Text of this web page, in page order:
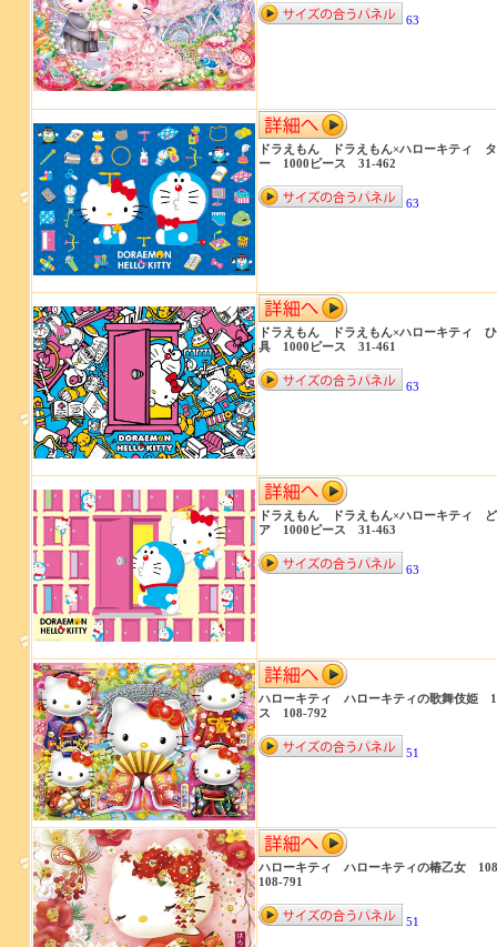
63
ドラえもん ドラえもん×ハローキティ
ー 1000ピース 31-462
63
ドラえもん ドラえもん×ハローキティ
具 1000ピース 31-461
63
ドラえもん ドラえもん×ハローキティ
ア 1000ピース 31-463
63
ハローキティ ハローキティの歌舞伎姫
ス 108-792
51
ハローキティ ハローキティの椿乙女
108-791
51